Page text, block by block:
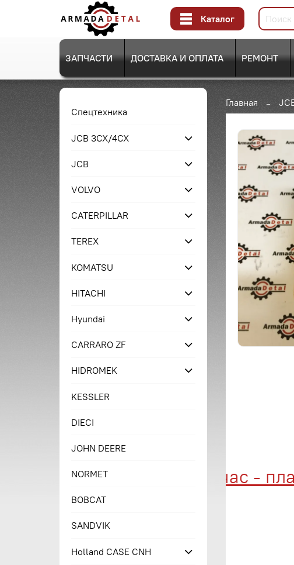
Каталог
ЗАПЧАСТИ ДОСТАВКА И ОПЛАТА РЕМОНТ
Главная
Купи сейчас -
Спецтехника
JCB 3CX/4CX
JCB
VOLVO
CATERPILLAR
TEREX
KOMATSU
HITACHI
Hyundai
CARRARO ZF
HIDROMEK
KESSLER
DIECI
JOHN DEERE
NORMET
BOBCAT
SANDVIK
Holland CASE CNH